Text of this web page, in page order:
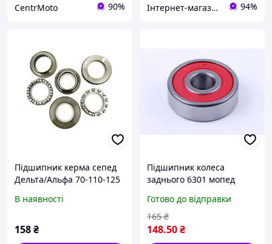
CentrMoto 90% Інтернет-магазин TT AGRO MOTO 94%
Підшипник керма сепед
Дельта/Альфа 70-110-125
В наявності
158₴
Підшипник колеса
заднього 6301 мопед
Готово до відправки
148.50₴
165 ₴